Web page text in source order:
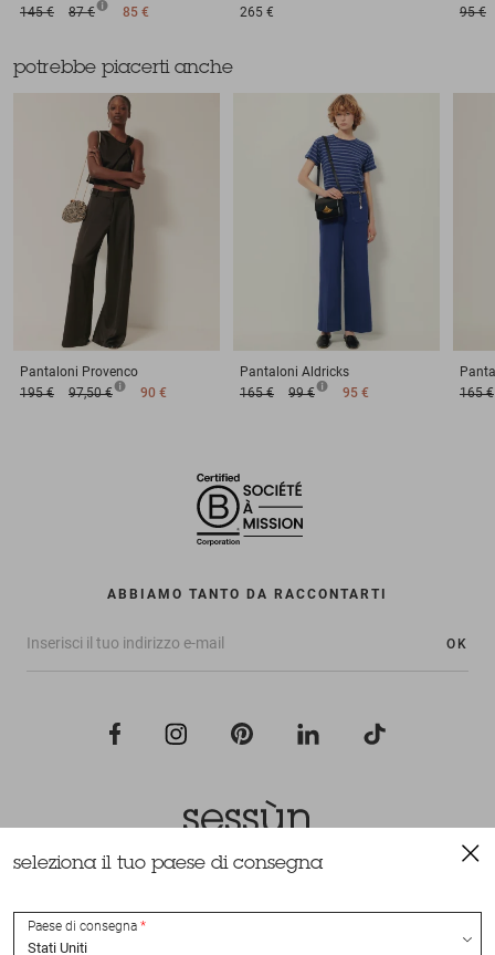
145 €
87 € 85 €
265 €
95 €
potrebbe piacerti anche
Pantaloni Provenco
195 €
97,50 € 90 €
Pantaloni Aldricks
165 €
99 € 95 €
165 €
ABBIAMO TANTO DA RACCONTARTI
OK
Tutti i diritti riservati Sessùn 2022
seleziona il tuo paese di consegna
Paese di consegna